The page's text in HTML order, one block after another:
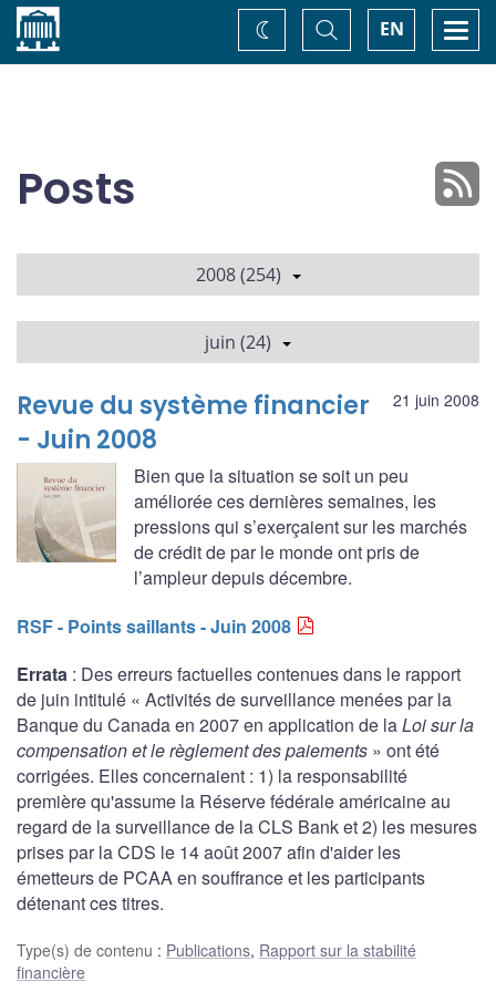
Accueil EN
Basculer
la
recherche
Changez
de
Posts
2008 (254)
juin (24)
21 juin 2008
Revue du système financier
- Juin 2008
Bien que la situation se soit un peu
améliorée ces dernières semaines, les
pressions qui s’exerçaient sur les marchés
de crédit de par le monde ont pris de
l’ampleur depuis décembre.
RSF - Points saillants - Juin 2008
Errata : Des erreurs factuelles contenues dans le rapport
de juin intitulé « Activités de surveillance menées par la
Banque du Canada en 2007 en application de laLoi sur la
compensation et le règlement des paiements » ont été
corrigées. Elles concernaient : 1) la responsabilité
première qu'assume la Réserve fédérale américaine au
regard de la surveillance de la CLS Bank et 2) les mesures
prises par la CDS le 14 août 2007 afin d'aider les
émetteurs de PCAA en souffrance et les participants
détenant ces titres.
Type(s) de contenu : Publications, Rapport sur la stabilité
financière